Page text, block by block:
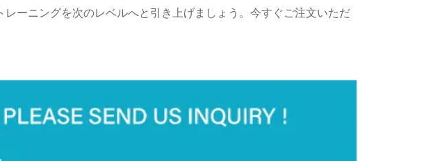
ーニングを次のレベルへと引き上げましょう。今すぐご注文いただ